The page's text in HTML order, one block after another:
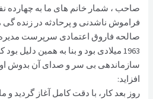
صاحب ، شمار خانم های ما به چهارده
فراموش ناشدنی و پرحادثه در زنده گی
1963 میلادی بود و بنا به همین دلیل
سازماندهی بی سر و صدای آن بدوش
افزاید:
روز بعد کار، با دقت کامل آغاز گردید